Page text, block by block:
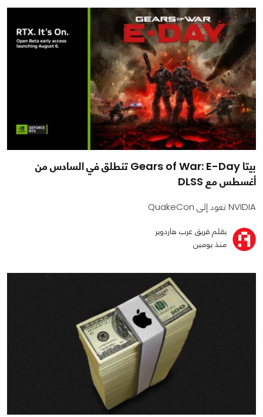
بيتا Gears of War: E-Day تنطلق في السادس من
أغسطس مع DLSS
NVIDIA تعود إلى QuakeCon
بقلم فريق عرب هاردوير
منذ يومين